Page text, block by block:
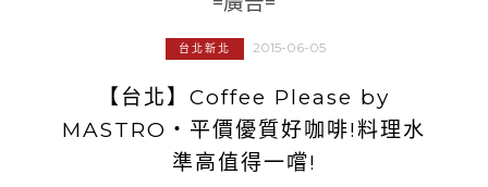
台北新北 2015-06-05
【台北】Coffee Please by
MASTRO‧平價優質好咖啡!料理水
準高值得一嚐!